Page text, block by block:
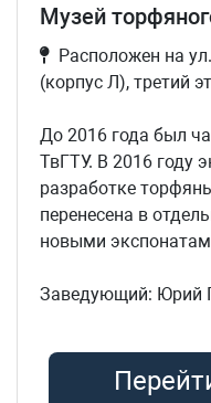
Музей
Расположен на
(корпус Л), третий
До 2016 года был
ТвГТУ. В 2016 году
разработке
перенесена в
новыми
Заведующий: Юрий